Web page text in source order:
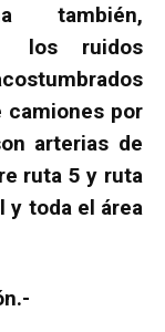
también,
los ruidos
por
arterias de
ruta 5 y ruta
y toda el área